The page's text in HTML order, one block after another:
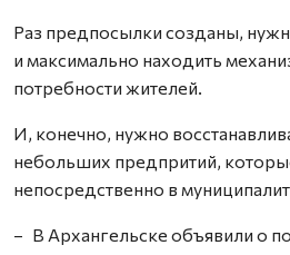
Раз предпосылки созданы,
и максимально находить
потребности жителей.
И, конечно, нужно
небольших предпритий,
непосредственно в
– В Архангельске объявили о